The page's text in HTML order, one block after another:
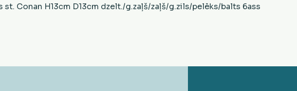
Ātrais skats
st. Conan H13cm D13cm dzelt./g.zaļš/zaļš/g.zils/pelēks/balts 6ass